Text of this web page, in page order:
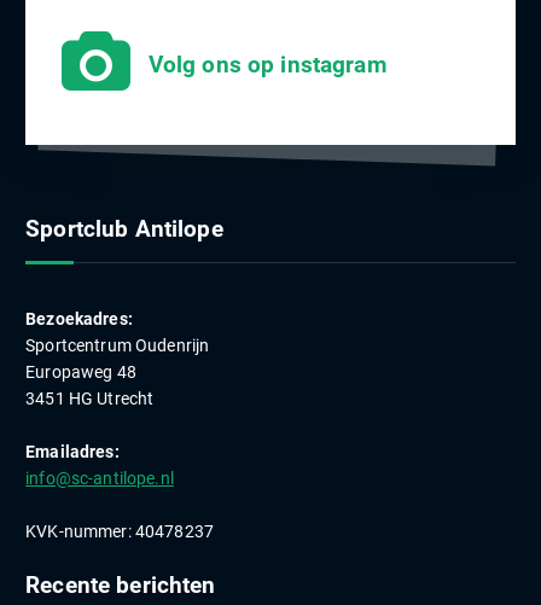
Volg ons op instagram
Sportclub Antilope
Bezoekadres:
Sportcentrum Oudenrijn
Europaweg 48
3451 HG Utrecht
Emailadres:
info@sc-antilope.nl
KVK-nummer: 40478237
Recente berichten